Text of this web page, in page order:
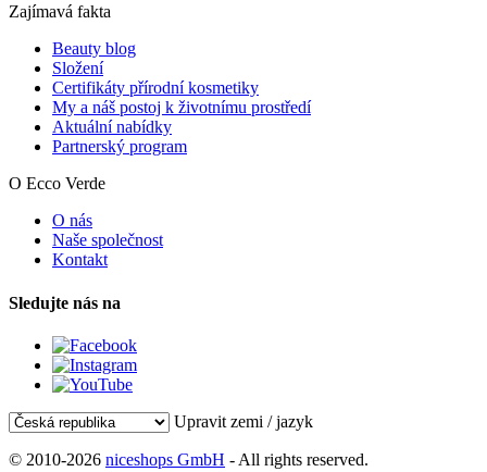
Zajímavá fakta
Beauty blog
Složení
Certifikáty přírodní kosmetiky
My a náš postoj k životnímu prostředí
Aktuální nabídky
Partnerský program
O Ecco Verde
O nás
Naše společnost
Kontakt
Sledujte nás na
Upravit zemi / jazyk
© 2010-2026 niceshops GmbH - All rights reserved.